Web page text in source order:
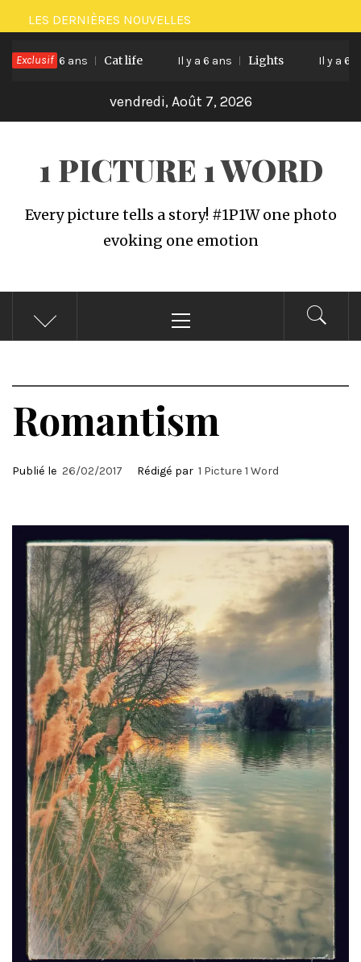
Passer
au
contenu
LES DERNIÈRES NOUVELLES
Exclusif
Il y a 6 ans Cat life Il y a 6 ans Lights Il y a 6 ans
vendredi, Août 7, 2026
1 PICTURE 1 WORD
Every picture tells a story! #1P1W one photo
evoking one emotion
principal
Romantism
Publié le 26/02/2017 Rédigé par 1 Picture 1 Word